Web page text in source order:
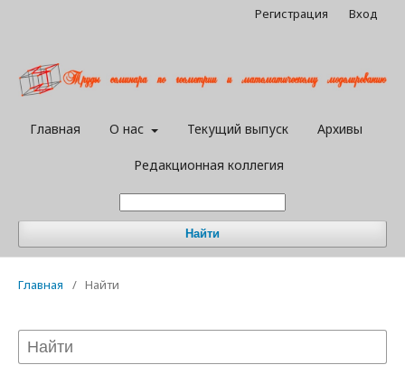
Главная О нас Текущий выпуск Архивы
Редакционная коллегия
Найти
Регистрация Вход
Главная / Найти